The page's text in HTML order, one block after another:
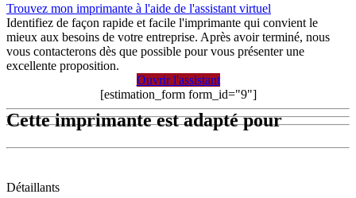
Trouvez mon imprimante à l'aide de l'assistant virtuel
Identifiez de façon rapide et facile l'imprimante qui convient le
mieux aux besoins de votre entreprise. Après avoir terminé, nous
vous contacterons dès que possible pour vous présenter une
excellente proposition.
Ouvrir l'assistant
[estimation_form form_id="9"]
Cette imprimante est adapté pour
Détaillants